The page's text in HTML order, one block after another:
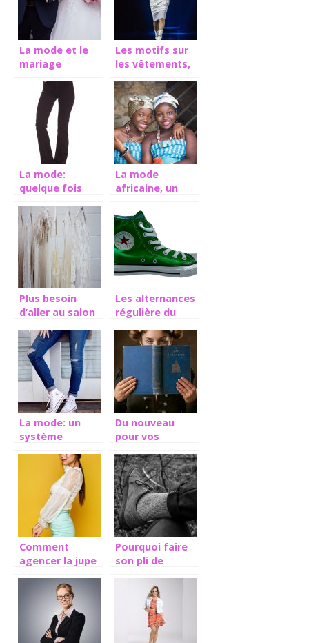
La mode et le
mariage
Les motifs sur
les vêtements,
créativité
La mode:
quelque fois
La mode
africaine, un
Plus besoin
d’aller au salon
votre vernigel!
Les alternances
régulière du
mode
La mode: un
système
culturelles
Du nouveau
pour vos
perles
Comment
agencer la jupe
tendance?
Pourquoi faire
son pli de
devenu
indispensable
aujourd’hui ?